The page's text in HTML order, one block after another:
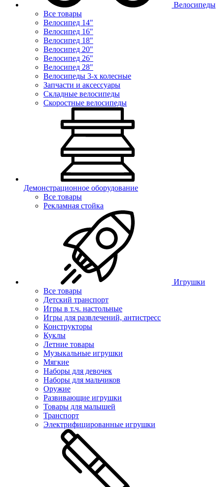
Велосипеды
Все товары
Велосипед 14"
Велосипед 16"
Велосипед 18"
Велосипед 20"
Велосипед 26"
Велосипед 28"
Велосипеды 3-х колесные
Запчасти и аксессуары
Складные велосипеды
Скоростные велосипеды
Демонстрационное оборудование
Все товары
Рекламная стойка
Игрушки
Все товары
Детский транспорт
Игры в т.ч. настольные
Игры для развлечений, антистресс
Конструкторы
Куклы
Летние товары
Музыкальные игрушки
Мягкие
Наборы для девочек
Наборы для мальчиков
Оружие
Развивающие игрушки
Товары для малышей
Транспорт
Электрифицированные игрушки